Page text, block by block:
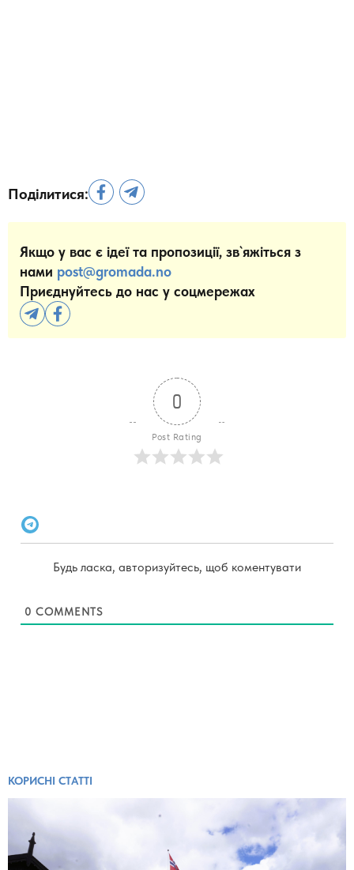
Поділитися:
Якщо у вас є ідеї та пропозиції, зв`яжіться з
нами post@gromada.no
Приєднуйтесь до нас у соцмережах
0
Post Rating
Будь ласка, авторизуйтесь, щоб коментувати
0 COMMENTS
КОРИСНІ СТАТТІ